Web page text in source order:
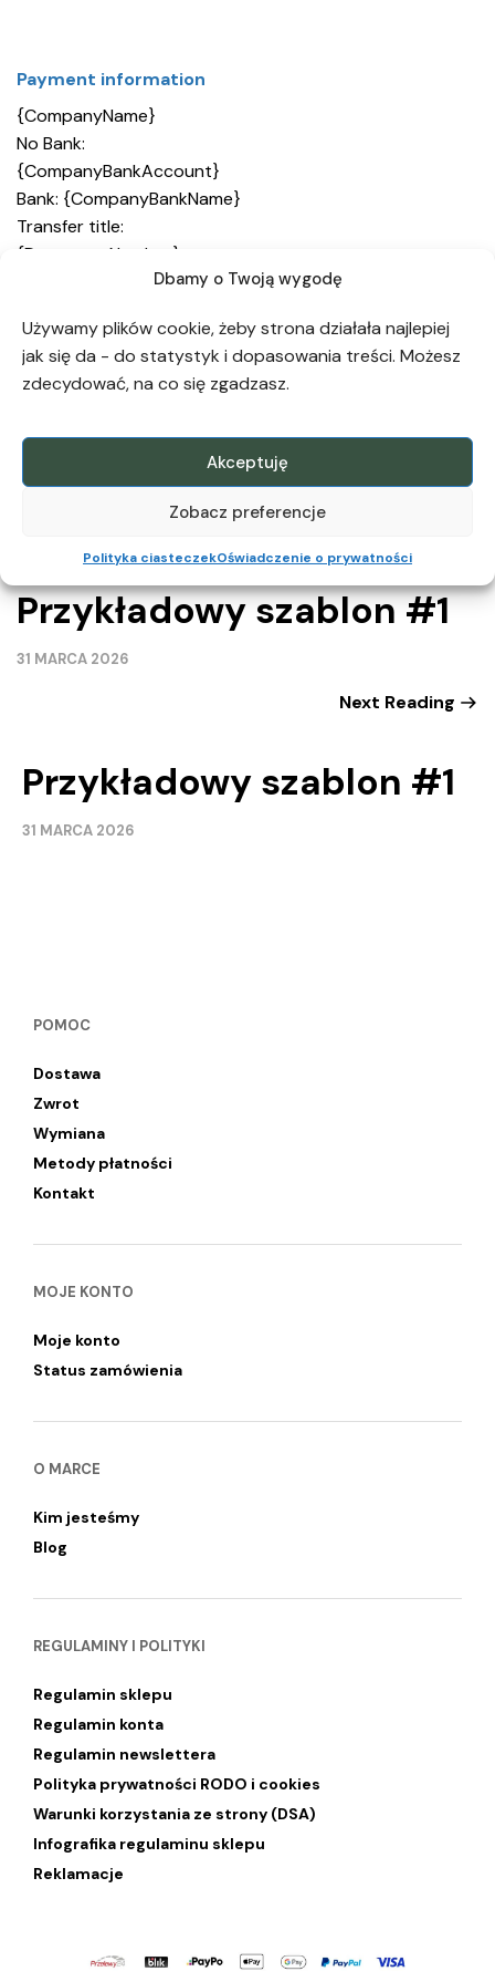
Dbamy o Twoją wygodę
Używamy plików cookie, żeby strona działała najlepiej
jak się da - do statystyk i dopasowania treści. Możesz
zdecydować, na co się zgadzasz.
Akceptuję
Zobacz preferencje
Polityka ciasteczekOświadczenie o prywatności
Payment information
{CompanyName}
No Bank:
{CompanyBankAccount}
Bank: {CompanyBankName}
Transfer title:
{DocumentNumber}
{DocumentNumb
er}
Notes:
.
Przykładowy szablon #1
31 MARCA 2026
Next Reading
Przykładowy szablon #1
31 MARCA 2026
POMOC
Dostawa
Zwrot
Wymiana
Metody płatności
Kontakt
MOJE KONTO
Moje konto
Status zamówienia
O MARCE
Kim jesteśmy
Blog
REGULAMINY I POLITYKI
Regulamin sklepu
Regulamin konta
Regulamin newslettera
Polityka prywatności RODO i cookies
Warunki korzystania ze strony (DSA)
Infografika regulaminu sklepu
Reklamacje